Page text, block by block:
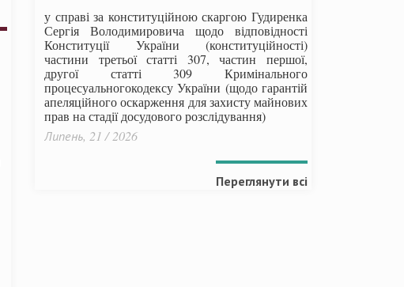
у справі за конституційною скаргою Гудиренка
Сергія Володимировича щодо відповідності
Конституції України (конституційності)
частини третьої статті 307, частин першої,
другої статті 309 Кримінального
процесуальногокодексу України (щодо гарантій
апеляційного оскарження для захисту майнових
прав на стадії досудового розслідування)
Липень, 21 / 2026
Переглянути всі